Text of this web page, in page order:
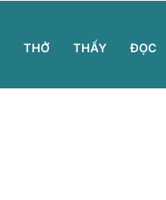
THỞ THẤY ĐỌC